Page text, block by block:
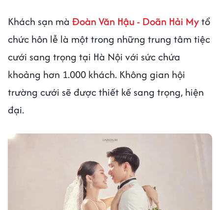
Khách sạn mà Đoàn Văn Hậu - Doãn Hải Mytổ
chức hôn lễ là một trong những trung tâm tiệc
cưới sang trọng tại Hà Nội với sức chứa
khoảng hơn 1.000 khách. Không gian hội
trường cưới sẽ được thiết kế sang trọng, hiện
đại.